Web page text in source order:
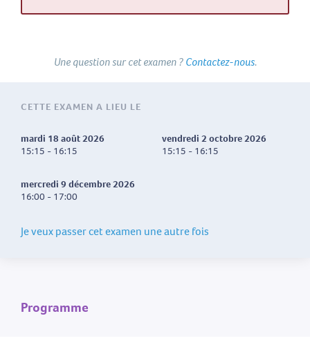
Une question sur cet examen ?Contactez-nous.
CETTE EXAMEN A LIEU LE
mardi 18 août 2026
15:15 - 16:15
vendredi 2 octobre 2026
15:15 - 16:15
mercredi 9 décembre 2026
16:00 - 17:00
Je veux passer cet examen une autre fois
Programme